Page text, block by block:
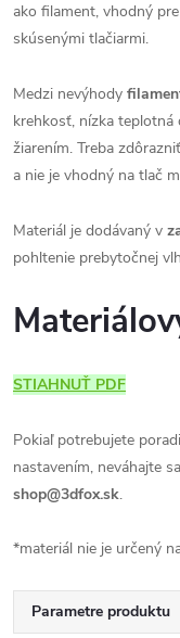
ako filament, vhodný
skúsenými tlačiarmi.
Medzi nevýhody
krehkosť, nízka teplotná
žiarením. Treba
a nie je vhodný na tlač
Materiál je dodávaný v
pohltenie prebytočnej
STIAHNUŤ PDF
Pokiaľ potrebujete
nastavením, neváhajte
shop@3dfox.sk.
*materiál nie je určený
Parametre produktu